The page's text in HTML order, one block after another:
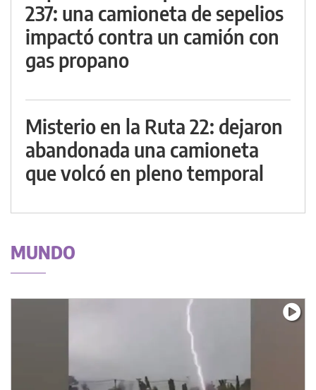
237: una camioneta de sepelios
impactó contra un camión con
gas propano
Misterio en la Ruta 22: dejaron
abandonada una camioneta
que volcó en pleno temporal
MUNDO